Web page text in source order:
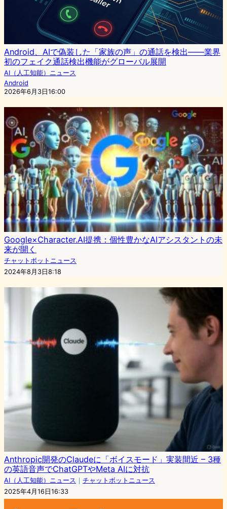
Android、AIで偽装した「家族の声」の通話を検出――業界
初のフェイク通話検出機能がグローバル展開
AI（人工知能）ニュース
Android
2026年6月3日16:00
Google×Character.AI提携：個性豊かなAIアシスタントの未
来が開く
チャットボットニュース
2024年8月3日8:18
Anthropic開発のClaudeに「ボイスモード」実装間近 – 3種
の英語音声でChatGPTやMeta AIに対抗
AI（人工知能）ニュース ｜ チャットボットニュース
2025年4月16日16:33